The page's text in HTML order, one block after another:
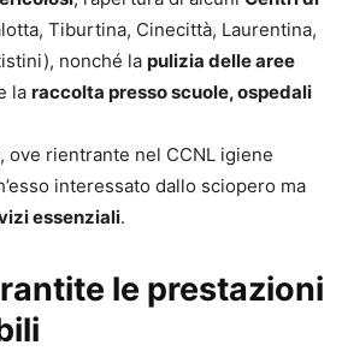
Tiburtina, Cinecittà, Laurentina,
nonché la pulizia delle aree
la raccolta presso scuole, ospedali
ove rientrante nel CCNL igiene
interessato dallo sciopero ma
essenziali.
le prestazioni